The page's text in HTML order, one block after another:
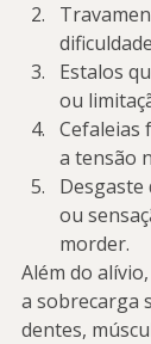
Estalos
ou
Cefaleias
a tensão
Desgaste
ou
morder.
Além do
a sobrecarga
dentes,